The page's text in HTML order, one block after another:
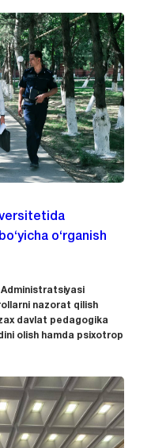
o‘rganish
Administratsiyasi
nazorat qilish
davlat pedagogika
olish hamda psixotrop